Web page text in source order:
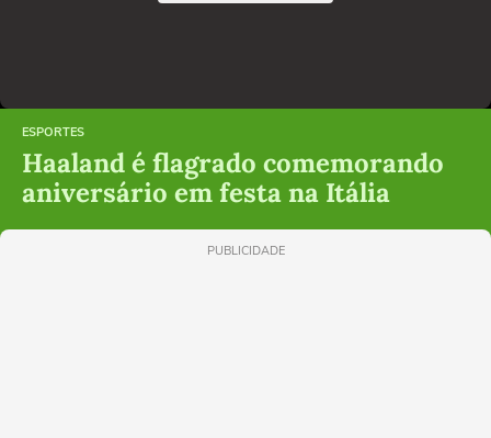
ESPORTES
Haaland é flagrado comemorando
aniversário em festa na Itália
PUBLICIDADE